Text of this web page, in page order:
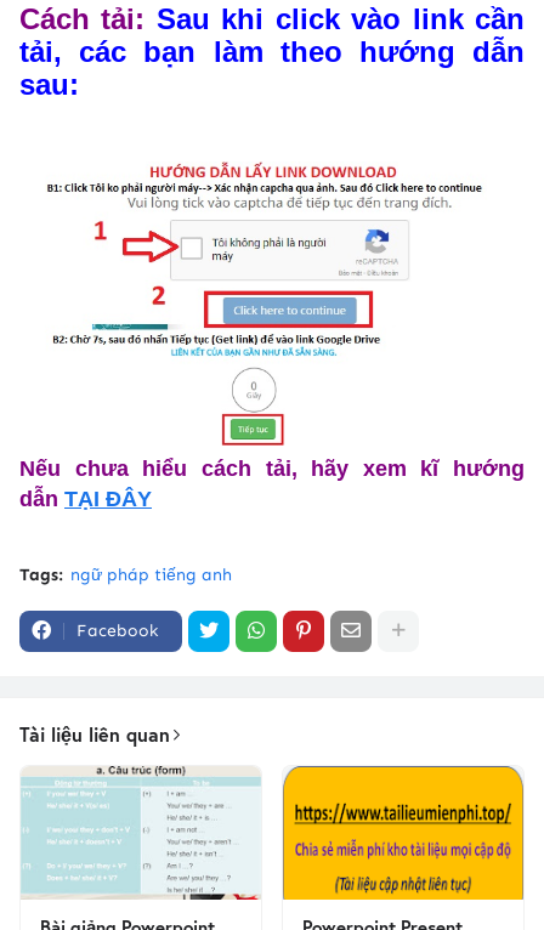
Cách tải: Sau khi click vào link cần
tải, các bạn làm theo hướng dẫn
sau:
Nếu chưa hiểu cách tải, hãy xem kĩ hướng
dẫn TẠI ĐÂY
Tags: ngữ pháp tiếng anh
Facebook
Tài liệu liên quan